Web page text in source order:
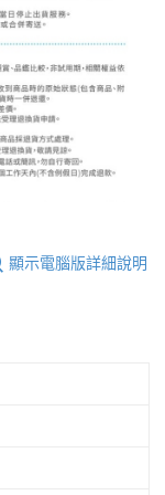
顯示電腦版詳細說明